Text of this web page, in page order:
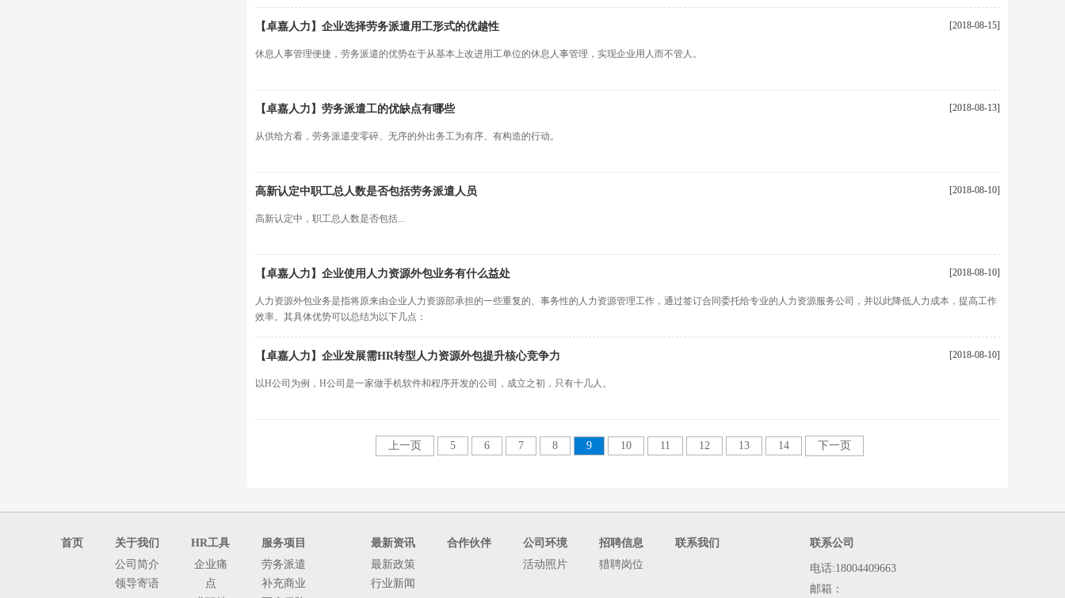
【卓嘉人力】企业选择劳务派遣用工形式的优越性 [2018-08-15]
休息人事管理便捷，劳务派遣的优势在于从基本上改进用工单位的休息人事管理，实现企业用人而不管人。
【卓嘉人力】劳务派遣工的优缺点有哪些 [2018-08-13]
从供给方看，劳务派遣变零碎、无序的外出务工为有序、有构造的行动。
高新认定中职工总人数是否包括劳务派遣人员 [2018-08-10]
高新认定中，职工总人数是否包括...
【卓嘉人力】企业使用人力资源外包业务有什么益处 [2018-08-10]
人力资源外包业务是指将原来由企业人力资源部承担的一些重复的、事务性的人力资源管理工作，通过签订合同委托给专业的人力资源服务公司，并以此降低人力成本，提高工作
效率。其具体优势可以总结为以下几点：
【卓嘉人力】企业发展需HR转型人力资源外包提升核心竞争力 [2018-08-10]
以H公司为例，H公司是一家做手机软件和程序开发的公司，成立之初，只有十几人。
上一页 5 6 7 8 9 10 11 12 13 14 下一页
首页
关于我们
公司简介
领导寄语
HR工具
企业痛
点
服务项目
劳务派遣
补充商业
最新资讯
最新政策
行业新闻
合作伙伴
公司环境
活动照片
招聘信息
猎聘岗位
联系我们 联系公司
电话:18004409663
邮箱：